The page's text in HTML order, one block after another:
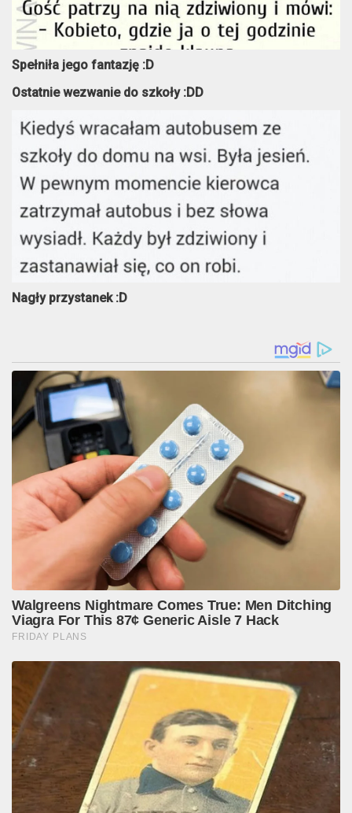
Spełniła jego fantazję :D
Ostatnie wezwanie do szkoły :DD
Nagły przystanek :D